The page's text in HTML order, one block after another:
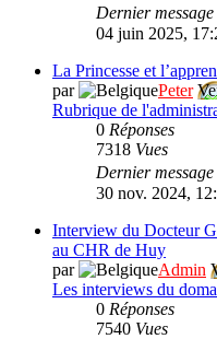
Dernier message
04 juin 2025,
La Princesse et
par
Peter
Rubrique de
0 Réponses
7318 Vues
Dernier message
30 nov. 2024,
Interview du Docteur
au CHR de Huy
par
Admin
Les interviews du
0 Réponses
7540 Vues